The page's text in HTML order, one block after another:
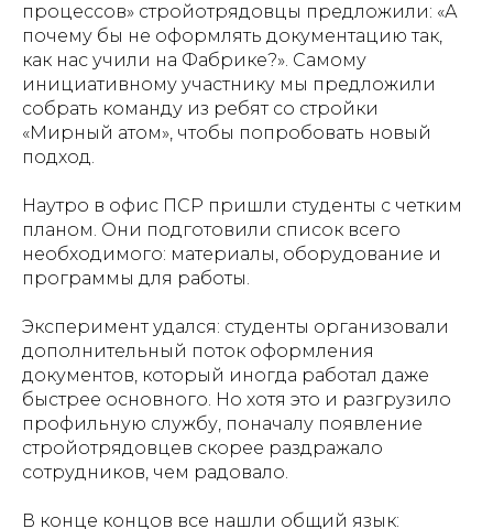
процессов» стройотрядовцы предложили: «А
почему бы не оформлять документацию так,
как нас учили на Фабрике?». Самому
инициативному участнику мы предложили
собрать команду из ребят со стройки
«Мирный атом», чтобы попробовать новый
подход.
Наутро в офис ПСР пришли студенты с четким
планом. Они подготовили список всего
необходимого: материалы, оборудование и
программы для работы.
Эксперимент удался: студенты организовали
дополнительный поток оформления
документов, который иногда работал даже
быстрее основного. Но хотя это и разгрузило
профильную службу, поначалу появление
стройотрядовцев скорее раздражало
сотрудников, чем радовало.
В конце концов все нашли общий язык: